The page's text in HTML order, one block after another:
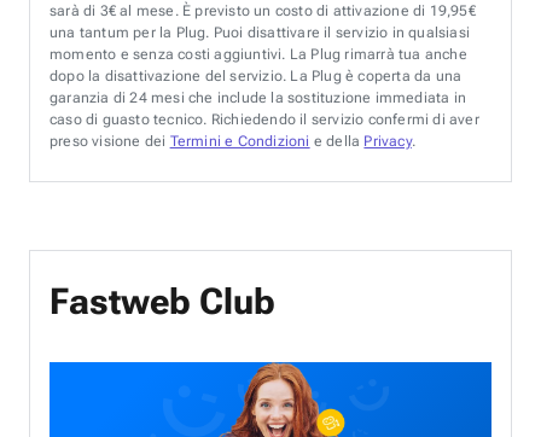
sarà di 3€ al mese. È previsto un costo di attivazione di 19,95€
una tantum per la Plug. Puoi disattivare il servizio in qualsiasi
momento e senza costi aggiuntivi. La Plug rimarrà tua anche
dopo la disattivazione del servizio. La Plug è coperta da una
garanzia di 24 mesi che include la sostituzione immediata in
caso di guasto tecnico. Richiedendo il servizio confermi di aver
preso visione dei Termini e Condizioni e della Privacy.
Fastweb Club